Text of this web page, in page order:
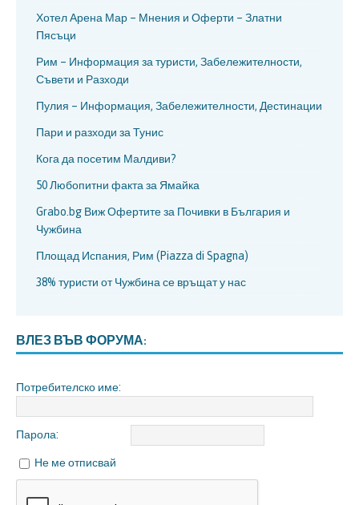
Хотел Арена Мар – Мнения и Оферти – Златни
Пясъци
Рим – Информация за туристи, Забележителности,
Съвети и Разходи
Пулия – Информация, Забележителности, Дестинации
Пари и разходи за Тунис
Кога да посетим Малдиви?
50 Любопитни факта за Ямайка
Grabo.bg Виж Офертите за Почивки в България и
Чужбина
Площад Испания, Рим (Piazza di Spagna)
38% туристи от Чужбина се връщат у нас
ВЛЕЗ ВЪВ ФОРУМА:
Потребителско име:
Парола:
Не ме отписвай